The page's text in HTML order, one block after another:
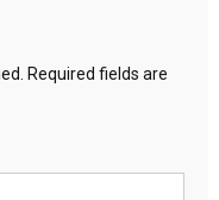
Required fields are